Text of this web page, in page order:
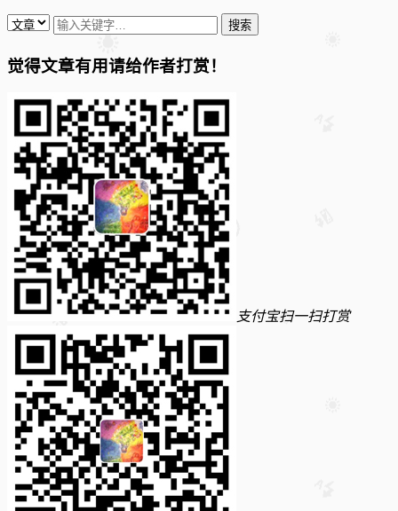
觉得文章有用请给作者打赏！
支付宝扫一扫打赏